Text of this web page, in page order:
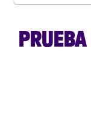
PRUEBA